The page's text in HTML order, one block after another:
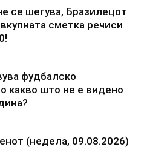
се шегува, Бразилецот
сметка речиси
фудбалско
какво што не е видено
(недела, 09.08.2026)